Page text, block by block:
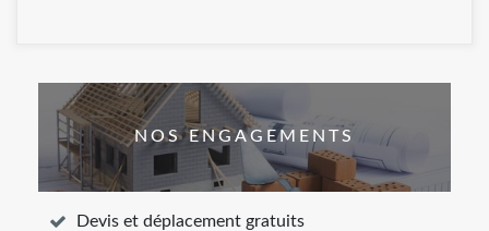
NOS ENGAGEMENTS
Devis et déplacement gratuits